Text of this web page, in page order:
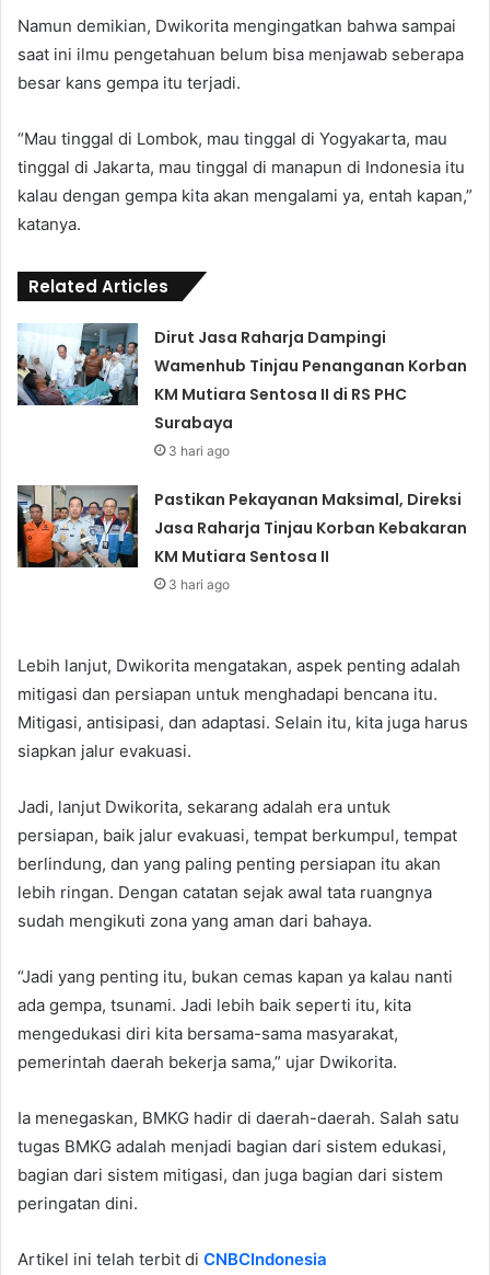
Namun demikian, Dwikorita mengingatkan bahwa sampai
saat ini ilmu pengetahuan belum bisa menjawab seberapa
besar kans gempa itu terjadi.
“Mau tinggal di Lombok, mau tinggal di Yogyakarta, mau
tinggal di Jakarta, mau tinggal di manapun di Indonesia itu
kalau dengan gempa kita akan mengalami ya, entah kapan,”
katanya.
Related Articles
Dirut Jasa Raharja Dampingi
Wamenhub Tinjau Penanganan Korban
KM Mutiara Sentosa II di RS PHC
Surabaya
3 hari ago
Pastikan Pekayanan Maksimal, Direksi
Jasa Raharja Tinjau Korban Kebakaran
KM Mutiara Sentosa II
3 hari ago
Lebih lanjut, Dwikorita mengatakan, aspek penting adalah
mitigasi dan persiapan untuk menghadapi bencana itu.
Mitigasi, antisipasi, dan adaptasi. Selain itu, kita juga harus
siapkan jalur evakuasi.
Jadi, lanjut Dwikorita, sekarang adalah era untuk
persiapan, baik jalur evakuasi, tempat berkumpul, tempat
berlindung, dan yang paling penting persiapan itu akan
lebih ringan. Dengan catatan sejak awal tata ruangnya
sudah mengikuti zona yang aman dari bahaya.
“Jadi yang penting itu, bukan cemas kapan ya kalau nanti
ada gempa, tsunami. Jadi lebih baik seperti itu, kita
mengedukasi diri kita bersama-sama masyarakat,
pemerintah daerah bekerja sama,” ujar Dwikorita.
Ia menegaskan, BMKG hadir di daerah-daerah. Salah satu
tugas BMKG adalah menjadi bagian dari sistem edukasi,
bagian dari sistem mitigasi, dan juga bagian dari sistem
peringatan dini.
Artikel ini telah terbit di CNBCIndonesia